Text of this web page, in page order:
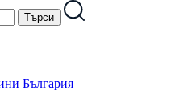
България